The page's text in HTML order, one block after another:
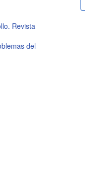
Revista
del